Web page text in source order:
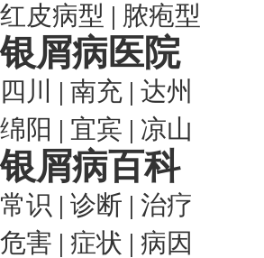
红皮病型 | 脓疱型
银屑病医院
四川 | 南充 | 达州
绵阳 | 宜宾 | 凉山
银屑病百科
常识 | 诊断 | 治疗
危害 | 症状 | 病因